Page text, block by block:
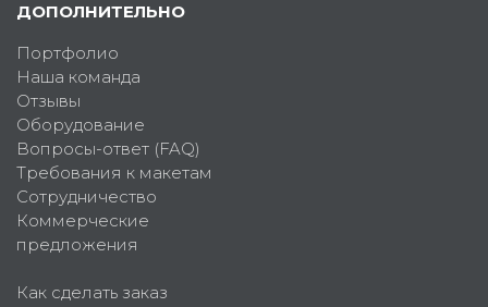
ДОПОЛНИТЕЛЬНО
Портфолио
Наша команда
Отзывы
Оборудование
Вопросы-ответ (FAQ)
Требования к макетам
Сотрудничество
Коммерческие
предложения
Как сделать заказ